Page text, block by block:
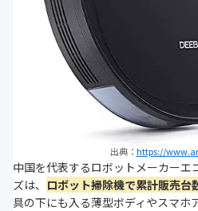
出典： https://
中国を代表するロボットメーカーエ
ズは、 ロボット掃除機で累計販売台
具の下にも入る薄型ボディやスマホ